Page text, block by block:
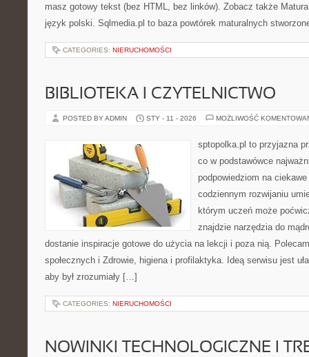
masz gotowy tekst (bez HTML, bez linków). Zobacz także
język polski. Sqlmedia.pl to baza powtórek maturalnych
CATEGORIES: NIERUCHOMOŚCI
BIBLIOTEKA I CZYTELNICTWO
POSTED BY ADMIN STY - 11 - 2026 MOŻLIWOŚĆ
sptopolka.pl to przyjazna
co w podstawówce
podpowiedziom na
codziennym rozwijaniu
którym uczeń może
znajdzie narzędzia do
dostanie inspiracje gotowe do użycia na lekcji i poza nią.
społecznych i Zdrowie, higiena i profilaktyka. Ideą serwisu jest
aby był zrozumiały […]
CATEGORIES: NIERUCHOMOŚCI
NOWINKI TECHNOLOGICZNE I